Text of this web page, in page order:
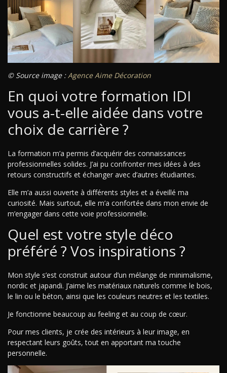
© Source image :Agence Aime Décoration
En quoi votre formation IDI
vous a-t-elle aidée dans votre
choix de carrière ?
La formation m’a permis d’acquérir des connaissances
professionnelles solides. J’ai pu confronter mes idées à des
retours constructifs et échanger avec d’autres étudiantes.
Elle m’a aussi ouverte à différents styles et a éveillé ma
curiosité. Mais surtout, elle m’a confortée dans mon envie de
m’engager dans cette voie professionnelle.
Quel est votre style déco
préféré ? Vos inspirations ?
Mon style s’est construit autour d’un mélange de minimalisme,
nordic et japandi. J’aime les matériaux naturels comme le bois,
le lin ou le béton, ainsi que les couleurs neutres et les textiles.
Je fonctionne beaucoup au feeling et au coup de cœur.
Pour mes clients, je crée des intérieurs à leur image, en
respectant leurs goûts, tout en apportant ma touche
personnelle.